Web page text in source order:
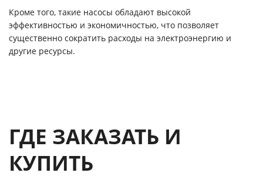
Кроме того, такие насосы обладают высокой
эффективностью и экономичностью, что позволяет
существенно сократить расходы на электроэнергию и
другие ресурсы.
ГДЕ ЗАКАЗАТЬ И
КУПИТЬ